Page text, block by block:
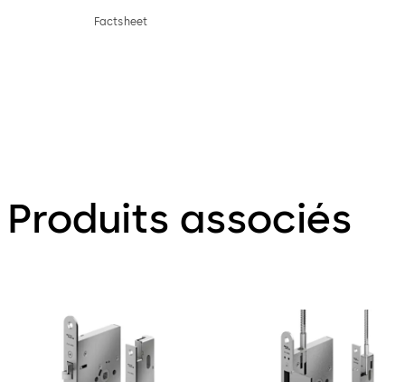
Factsheet
Produits associés